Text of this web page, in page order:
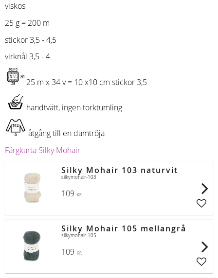
viskos
25 g = 200 m
stickor 3,5 - 4,5
virknål 3,5 - 4
25 m x 34 v = 10 x10 cm stickor 3,5
handtvätt, ingen torktumling
åtgång till en damtröja
Färgkarta Silky Mohair
Silky Mohair 103 naturvit
silkymohair-103
109 KR
Silky Mohair 105 mellangrå
silkymohair-105
109 KR